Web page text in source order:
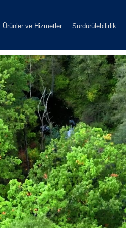
Ürünler ve Hizmetler Sürdürülebilirlik